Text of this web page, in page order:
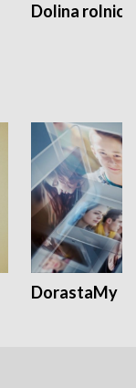
Dolina
DorastaMy